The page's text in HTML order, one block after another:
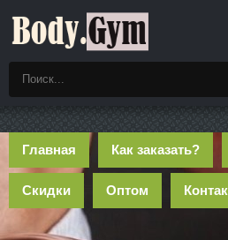
Главная Как заказать?
Скидки Оптом